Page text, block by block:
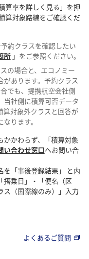
算率を詳しく見る」を押
算対象路線をご確認くだ
約クラスを確認したい
所」をご参照ください。
の場合と、エコノミー
あります。予約クラス
でも、提携航空会社側
当社側に積算可否データ
算対象外クラスと回答が
ります。
かわらず、「積算対象
い合わせ窓口へお問い合
を「事後登録結果」 と内
搭乗日」・「便名（区
ス（国際線のみ）」入力
よくあるご質問